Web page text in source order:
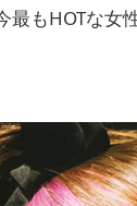
もHOTな女